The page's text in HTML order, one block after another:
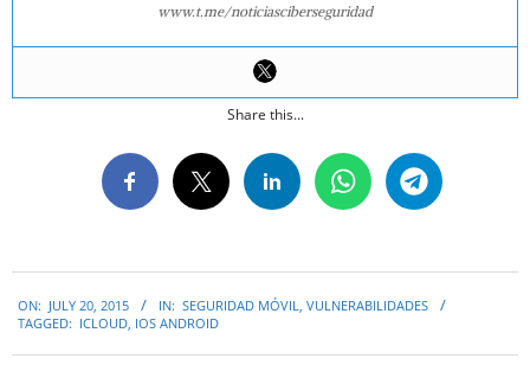
www.t.me/noticiasciberseguridad
Share this...
07-
ON: JULY 20, 2015 IN: SEGURIDAD MÓVIL
VULNERABILIDADES
TAGGED: ICLOUD IOS ANDROID